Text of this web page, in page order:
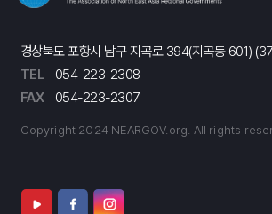
경상북도 포항시 남구 지곡로 394(지곡동 601)
TEL
054-223-2308
FAX
054-223-2307
Copyright 2024 NEARGOV.org. All rights